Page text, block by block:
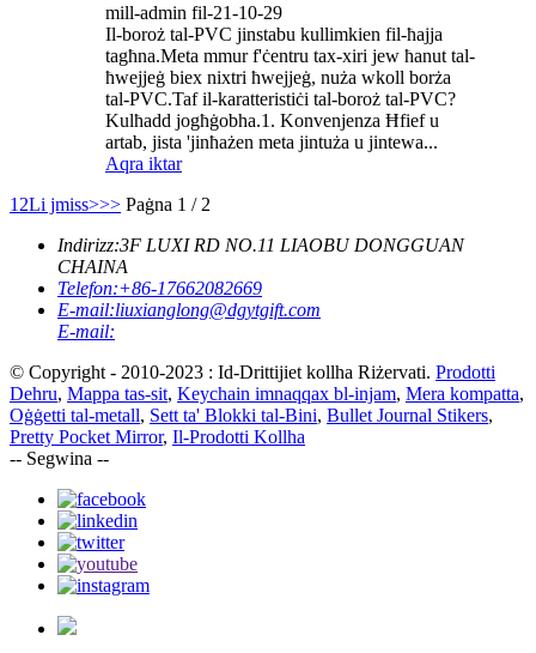
mill-admin fil-21-10-29
Il-boroż tal-PVC jinstabu kullimkien fil-ħajja
tagħna.Meta mmur f'ċentru tax-xiri jew ħanut tal-
ħwejjeġ biex nixtri ħwejjeġ, nuża wkoll borża
tal-PVC.Taf il-karatteristiċi tal-boroż tal-PVC?
Kulħadd jogħġobha.1. Konvenjenza Ħfief u
artab, jista 'jinħażen meta jintuża u jintewa...
Aqra iktar
1 2Li jmiss>>> Paġna 1 / 2
Indirizz:3F LUXI RD NO.11 LIAOBU DONGGUAN
CHAINA
Telefon:+86-17662082669
E-mail:liuxianglong@dgytgift.com
E-mail:
© Copyright - 2010-2023 : Id-Drittijiet kollha Riżervati. Prodotti
Dehru, Mappa tas-sit, Keychain imnaqqax bl-injam, Mera kompatta,
Oġġetti tal-metall, Sett ta' Blokki tal-Bini, Bullet Journal Stikers,
Pretty Pocket Mirror, Il-Prodotti Kollha
-- Segwina --